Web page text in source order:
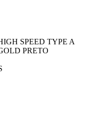
SPEED TYPE A
PRETO